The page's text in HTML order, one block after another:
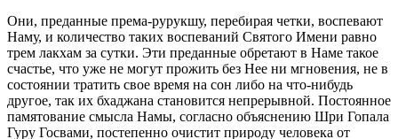
Они, преданные према-рурукшу, перебирая четки, воспевают
Наму, и количество таких воспеваний Святого Имени равно
трем лакхам за сутки. Эти преданные обретают в Наме такое
счастье, что уже не могут прожить без Нее ни мгновения, не в
состоянии тратить свое время на сон либо на что-нибудь
другое, так их бхаджана становится непрерывной. Постоянное
памятование смысла Намы, согласно объяснению Шри Гопала
Гуру Госвами, постепенно очистит природу человека от